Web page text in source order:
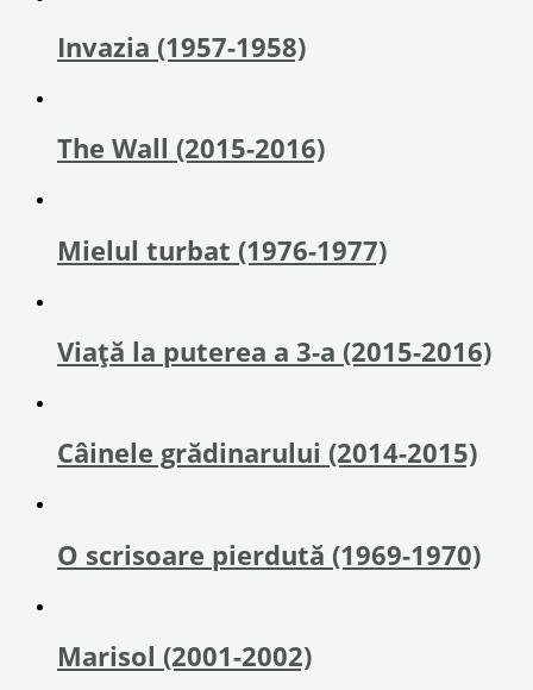
Invazia (1957-1958)
The Wall (2015-2016)
Mielul turbat (1976-1977)
Viață la puterea a 3-a (2015-2016)
Câinele grădinarului (2014-2015)
O scrisoare pierdută (1969-1970)
Marisol (2001-2002)